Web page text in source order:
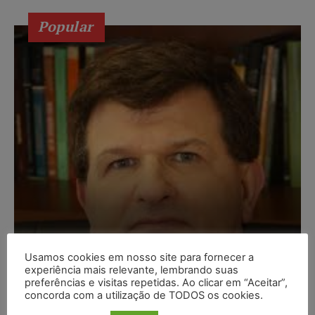
Popular
Composição da taxa de
juros
Usamos cookies em nosso site para fornecer a
experiência mais relevante, lembrando suas
preferências e visitas repetidas. Ao clicar em “Aceitar”,
concorda com a utilização de TODOS os cookies.